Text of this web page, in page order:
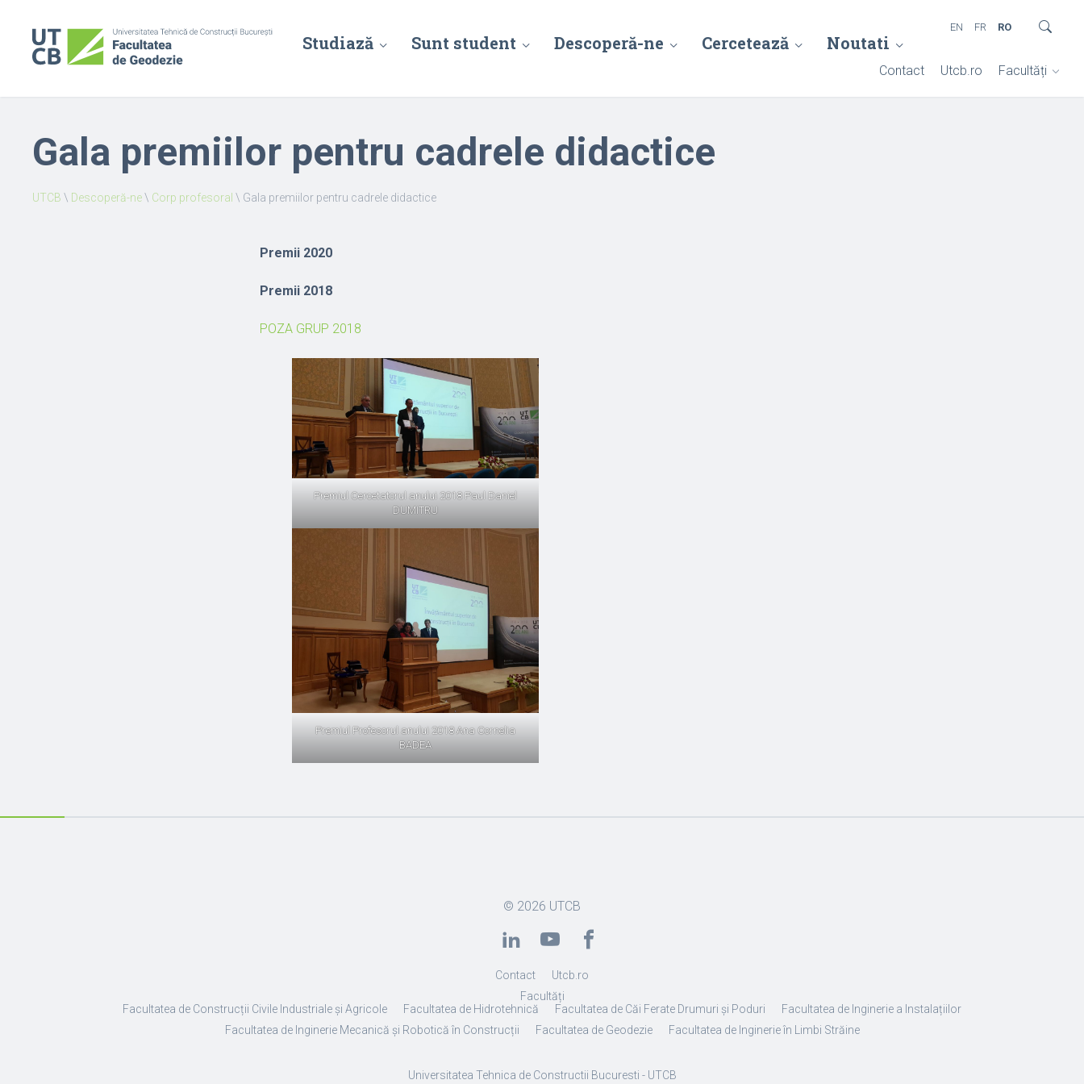
Studiază Sunt student Descoperă-ne Cercetează Noutati
Contact Utcb.ro Facultăți
EN FR RO
Gala premiilor pentru cadrele didactice
UTCB \ Descoperă-ne\ Corp profesoral \ Gala premiilor pentru cadrele didactice
Premii 2020
Premii 2018
POZA GRUP 2018
Premiul Cercetatorul anului 2018 Paul Daniel
DUMITRU
Premiul Profesorul anului 2018 Ana Cornelia
BADEA
© 2026 UTCB
Contact
Utcb.ro
Facultăți
Facultatea de Construcții Civile Industriale și Agricole
Facultatea de Hidrotehnică Facultatea de Căi Ferate Drumuri și Poduri
Facultatea de Inginerie a Instalațiilor
Facultatea de Inginerie Mecanică și Robotică în Construcții
Facultatea de Geodezie Facultatea de Inginerie în Limbi Străine
Universitatea Tehnica de Constructii Bucuresti - UTCB